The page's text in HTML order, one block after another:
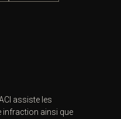
assiste les
infraction ainsi que